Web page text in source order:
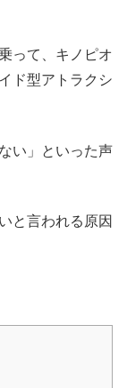
って、キノピオ
ド型アトラクシ
い」といった声
と言われる原因